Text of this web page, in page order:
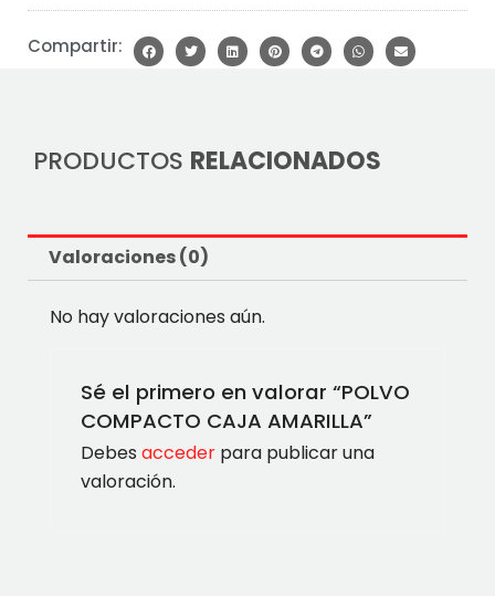
Compartir:
PRODUCTOS RELACIONADOS
Valoraciones (0)
No hay valoraciones aún.
Sé el primero en valorar “POLVO
COMPACTO CAJA AMARILLA”
Debes accederpara publicar una
valoración.